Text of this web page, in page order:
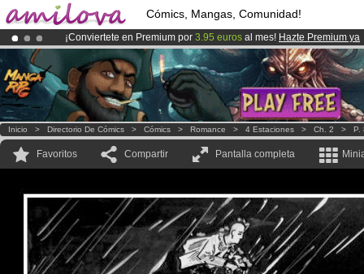
Cómics, Mangas, Comunidad!
¡Conviertete en Premium por 3.95 euros al mes! Hazte Premium ya
¡Ya tenemos 100000miembrosy 1000Cómics y Mangas!.
El Kickstarter Amilova está desormado lanzado!.
Inicio > Directorio De Cómics > Cómics > Romance > 4 Estaciones > Ch. 2 > P.
Favoritos Compartir Pantalla completa